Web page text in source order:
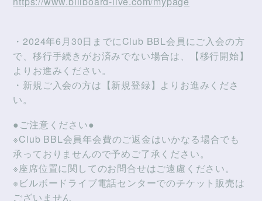
・2024年6月30日までにClub BBL会員にご入会の方
で、移行手続きがお済みでない場合は、【移行開始】
よりお進みください。
・新規ご入会の方は【新規登録】よりお進みくださ
い。
●ご注意ください●
※Club BBL会員年会費のご返金はいかなる場合でも
承っておりませんので予めご了承ください。
※座席位置に関してのお問合せはご遠慮ください。
※ビルボードライブ電話センターでのチケット販売は
ございません